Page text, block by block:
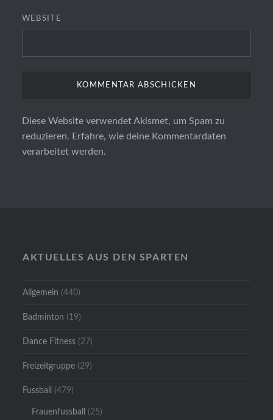
WEBSITE
Diese Website verwendet Akismet, um Spam zu
reduzieren. Erfahre, wie deine Kommentardaten
verarbeitet werden.
AKTUELLES AUS DEN SPARTEN
Allgemein (440)
Badminton (19)
Dance Fitness (27)
Freizeitgruppe (29)
Fussball (479)
Frauenfussball (25)